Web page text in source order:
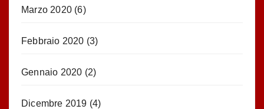
Marzo 2020 (6)
Febbraio 2020 (3)
Gennaio 2020 (2)
Dicembre 2019 (4)